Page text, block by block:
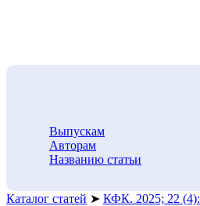
Выпускам
Авторам
Названию статьи
Каталог статей ➤ КФК. 2025; 22 (4):